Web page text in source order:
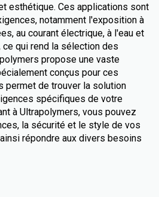
esthétique. Ces applications sont
notamment l'exposition à
au courant électrique, à l'eau et
qui rend la sélection des
propose une vaste
conçus pour ces
permet de trouver la solution
spécifiques de votre
à Ultrapolymers, vous pouvez
la sécurité et le style de vos
répondre aux divers besoins